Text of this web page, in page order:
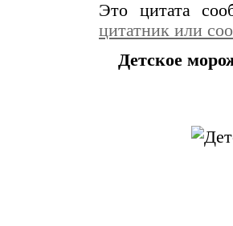
Это цитата
цитатник или
Детское